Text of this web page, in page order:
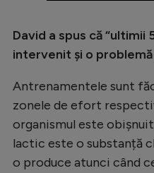
David a spus că“ultimii
intervenit și o
Antrenamentele sunt
zonele de efort
organismul este
lactic este o substanță
o produce atunci când